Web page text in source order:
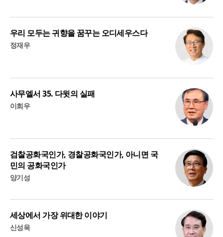
우리 모두는 귀향을 꿈꾸는 오디세우스다
정재우
사무엘서 35. 다윗의 실패
이희우
검찰공화국인가, 경찰공화국인가, 아니면 국
민의 공화국인가
양기성
세상에서 가장 위대한 이야기
신성욱